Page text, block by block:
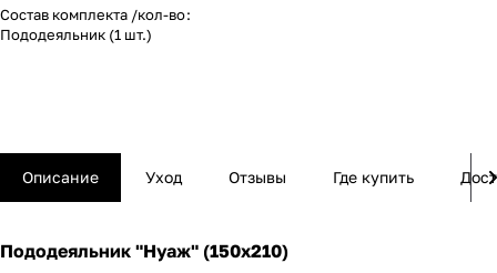
Состав комплекта /кол-во:
Пододеяльник (1 шт.)
Описание Уход Отзывы Где купить
Пододеяльник "Нуаж" (150х210)